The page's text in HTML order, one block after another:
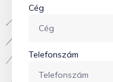
Cég
Telefonszám